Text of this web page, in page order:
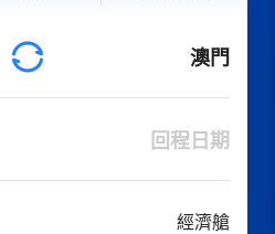
澳門
回程日期
經濟艙